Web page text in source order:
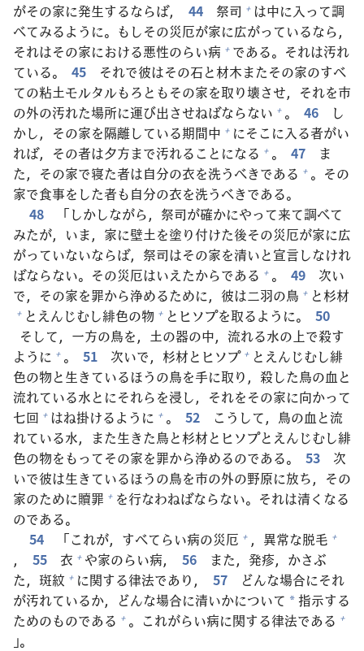
がその家に発生するならば， 44 祭司 + は中に入って調
べてみるように。もしその災厄が家に広がっているなら，
それはその家における悪性のらい病 + である。それは汚れ
ている。
45 それで彼はその石と材木またその家のすべ
ての粘土モルタルもろともその家を取り壊させ，それを市
の外の汚れた場所に運び出させねばならない + 。 46
し
かし，その家を隔離している期間中 + にそこに入る者がい
れば，その者は夕方まで汚れることになる + 。 47
ま
た，その家で寝た者は自分の衣を洗うべきである + 。その
家で食事をした者も自分の衣を洗うべきである。
48
「しかしながら， 祭司が確かにやって来て調べて
みたが，いま， 家に壁土を塗り付けた後その災厄が家に広
がっていないならば， 祭司はその家を清いと宣言しなけれ
ばならない。その災厄はいえたからである + 。 49 次い
で，その家を罪から浄めるために， 彼は二羽の鳥 + と杉材
+ とえんじむし緋色の物 + とヒソプを取るように。
50
そして， 一方の鳥を， 土の器の中， 流れる水の 上で殺す
ように + 。 51 次いで， 杉材とヒソプ + とえんじむし緋
色の物と生きているほうの鳥を手に取り， 殺した鳥の血と
流れている水とにそれらを浸し，それをその家に向かって
七回 + はね掛けるように + 。 52 こうして， 鳥の血と流
れている水，また生きた鳥と杉材とヒソプとえんじむし緋
色の物をもってその家を罪から浄めるのである。 53
次
いで彼は生きているほうの鳥を市の外の野原に放ち，その
家のために贖罪 + を行なわねばならない。それは清くなる
のである。
54
「これが，すべてらい病の災厄 + ， 異常な脱毛 +
， 55 衣 + や家のらい病， 56 また， 発疹，かさぶ
た， 斑紋 + に関する律法であり， 57 どんな場合にそれ
が汚れているか，どんな場合に清いかについて *指示する
ためのものである + 。これがらい病に関する律法である +
」。